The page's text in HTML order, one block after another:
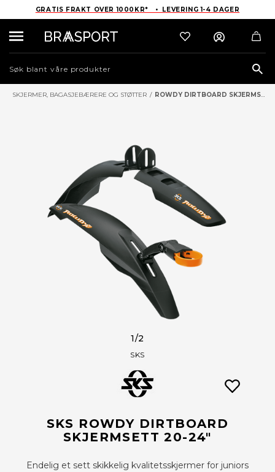
GRATIS FRAKT OVER 1000KR* • LEVERING 1-4 DAGER
SKJERMER, BAGASJEBÆRERE OG STØTTER / ROWDY DIRTBOARD SKJERMSETT 20-24"
1/2
SKS
SKS ROWDY DIRTBOARD
SKJERMSETT 20-24"
Endelig et sett skikkelig kvalitetsskjermer for juniors